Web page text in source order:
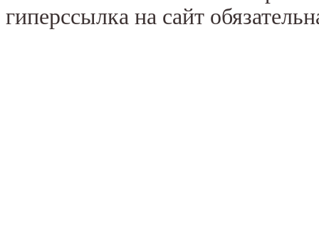
гиперссылка на сайт